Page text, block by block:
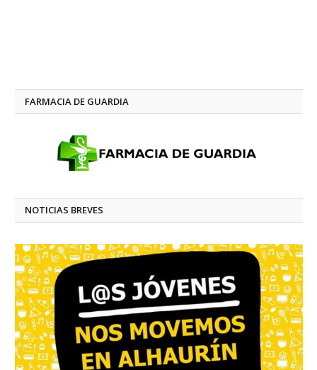
FARMACIA DE GUARDIA
NOTICIAS BREVES